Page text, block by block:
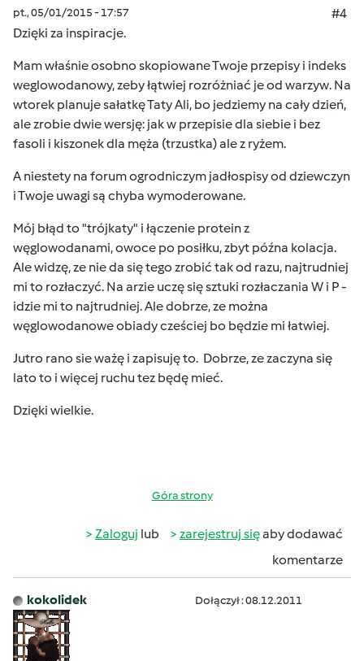
pt., 05/01/2015 - 17:57
#4
Dzięki za inspiracje.
Mam właśnie osobno skopiowane Twoje przepisy i indeks
weglowodanowy, zeby łątwiej rozróżniać je od warzyw. Na
wtorek planuje sałatkę Taty Ali, bo jedziemy na cały dzień,
ale zrobie dwie wersję: jak w przepisie dla siebie i bez
fasoli i kiszonek dla męża (trzustka) ale z ryżem.
A niestety na forum ogrodniczym jadłospisy od dziewczyn
i Twoje uwagi są chyba wymoderowane.
Mój błąd to "trójkaty" i łączenie protein z
węglowodanami, owoce po posiłku, zbyt późna kolacja.
Ale widzę, ze nie da się tego zrobić tak od razu, najtrudniej
mi to rozłaczyć. Na arzie uczę się sztuki rozłaczania W i P -
idzie mi to najtrudniej. Ale dobrze, ze można
węglowodanowe obiady cześciej bo będzie mi łatwiej.
Jutro rano sie ważę i zapisuję to. Dobrze, ze zaczyna się
lato to i więcej ruchu tez będę mieć.
Dzięki wielkie.
Góra strony
Zaloguj lub zarejestruj sięaby dodawać
komentarze
kokolidek Dołączył : 08.12.2011